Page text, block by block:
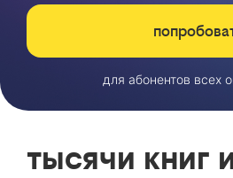
для абонентов всех
тысячи книг